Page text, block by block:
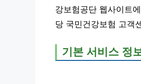
강보험공단 웹사이트
당 국민건강보험 고객
기본 서비스 정